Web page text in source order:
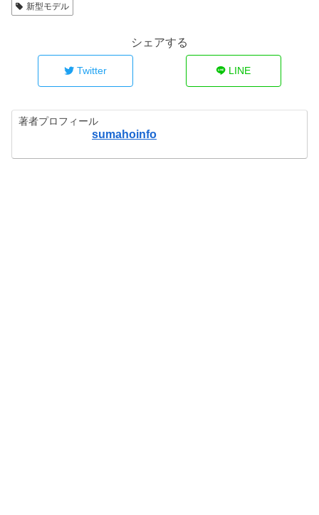
新型モデル
シェアする
Twitter LINE
著者プロフィール
sumahoinfo